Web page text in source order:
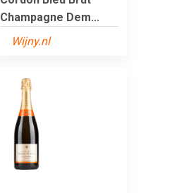
Champagne Dem...
Wijny.nl